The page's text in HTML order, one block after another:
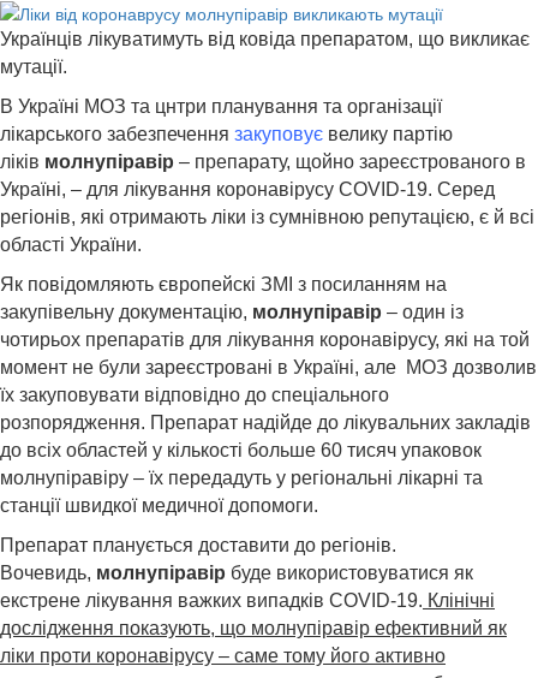
Українців лікуватимуть від ковіда препаратом, що викликає
мутації.
В Україні МОЗ та цнтри планування та організації
лікарського забезпечення закуповує велику партію
ліків молнупіравір – препарату, щойно зареєстрованого в
Україні, – для лікування коронавірусу COVID-19. Серед
регіонів, які отримають ліки із сумнівною репутацією, є й всі
області України.
Як повідомляють європейскі ЗМІ з посиланням на
закупівельну документацію, молнупіравір – один із
чотирьох препаратів для лікування коронавірусу, які на той
момент не були зареєстровані в Україні, але МОЗ дозволив
їх закуповувати відповідно до спеціального
розпорядження. Препарат надійде до лікувальних закладів
до всіх областей у кількості больше 60 тисяч упаковок
молнупіравіру – їх передадуть у регіональні лікарні та
станції швидкої медичної допомоги.
Препарат планується доставити до регіонів.
Вочевидь, молнупіравір буде використовуватися як
екстрене лікування важких випадків COVID-19. Клінічні
дослідження показують, що молнупіравір ефективний як
ліки проти коронавірусу – саме тому його активно